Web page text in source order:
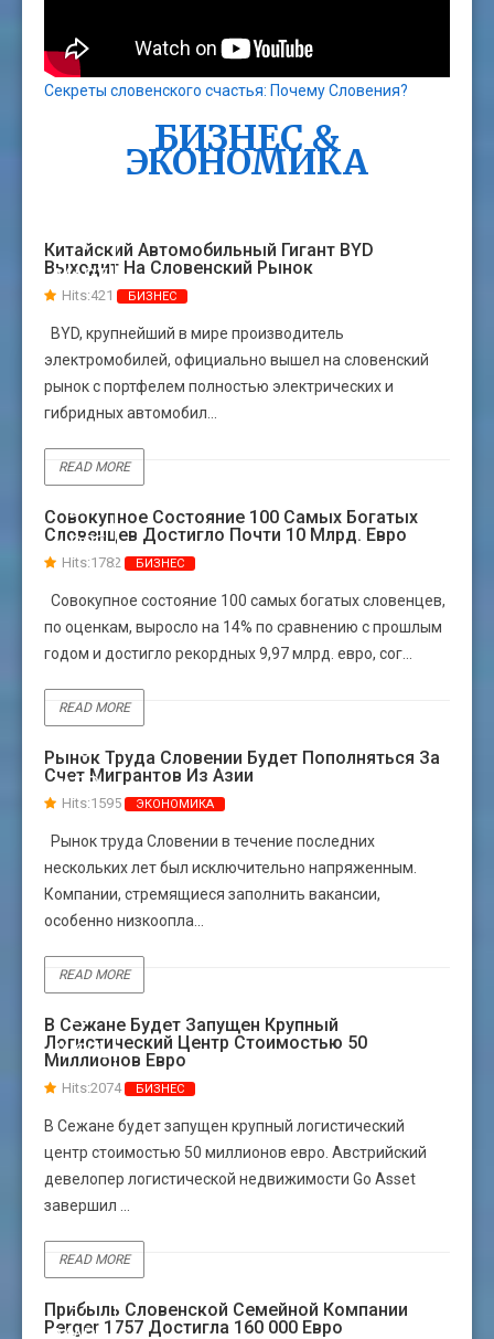
Секреты словенского счастья: Почему Словения?
БИЗНЕС &
ЭКОНОМИКА
Китайский Автомобильный Гигант BYD
Выходит На Словенский Рынок
Hits:421 БИЗНЕС
BYD, крупнейший в мире производитель
электромобилей, официально вышел на словенский
рынок с портфелем полностью электрических и
гибридных автомобил...
11
МАРТ
READ MORE
Совокупное Состояние 100 Самых Богатых
Словенцев Достигло Почти 10 Млрд. Евро
Hits:1782 БИЗНЕС
Совокупное состояние 100 самых богатых словенцев,
по оценкам, выросло на 14% по сравнению с прошлым
годом и достигло рекордных 9,97 млрд. евро, сог...
24
НОЯБ
READ MORE
Рынок Труда Словении Будет Пополняться За
Счет Мигрантов Из Азии
Hits:1595 ЭКОНОМИКА
Рынок труда Словении в течение последних
нескольких лет был исключительно напряженным.
Компании, стремящиеся заполнить вакансии,
особенно низкоопла...
10
АПР
READ MORE
В Сежане Будет Запущен Крупный
Логистический Центр Стоимостью 50
Миллионов Евро
Hits:2074 БИЗНЕС
В Сежане будет запущен крупный логистический
центр стоимостью 50 миллионов евро. Австрийский
девелопер логистической недвижимости Go Asset
завершил ...
26
ИЮНЬ
READ MORE
Прибыль Словенской Семейной Компании
Perger 1757 Достигла 160 000 Евро
07